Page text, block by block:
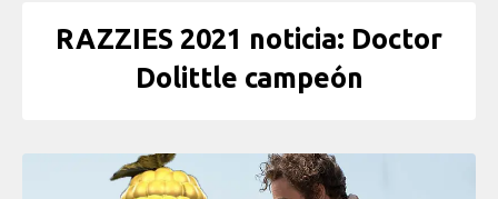
RAZZIES 2021 noticia: Doctor
Dolittle campeón